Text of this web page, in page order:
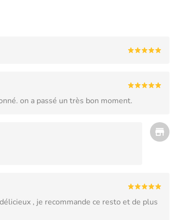
on a passé un très bon moment.
, je recommande ce resto et de plus